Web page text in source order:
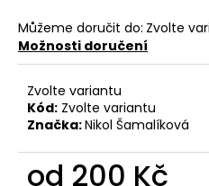
Můžeme doručit do: Zvolte
Možnosti doručení
Zvolte variantu
Kód: Zvolte variantu
Značka:Nikol Šamalíková
od 200 Kč
HLEDAT
D
o
p
o